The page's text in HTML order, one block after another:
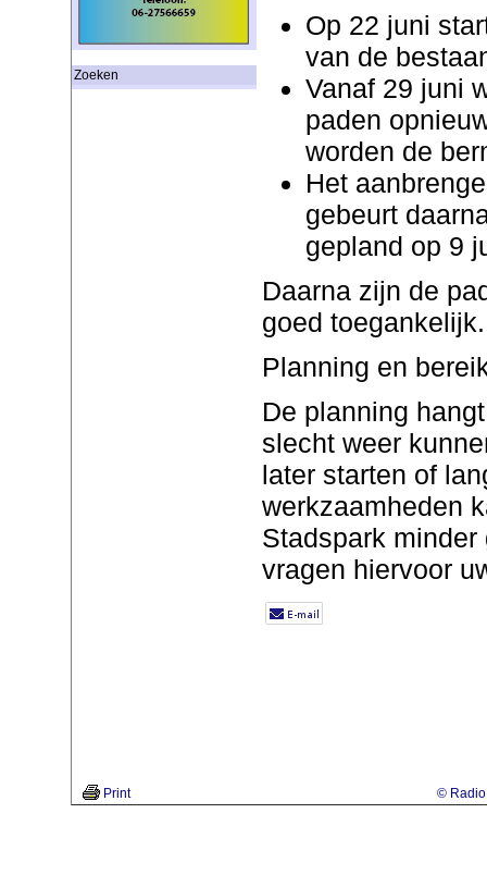
Zoeken
Op 22 juni
van de
Vanaf 29 juni
paden
worden de
Het
gebeurt
gepland op 9
Daarna zijn de
goed toegankelijk.
Planning en
De planning
slecht weer
later starten of
werkzaamheden
Stadspark
vragen hiervoor
Print © Radio